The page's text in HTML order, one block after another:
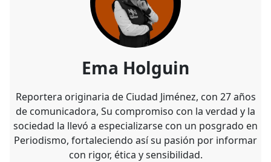
Ema Holguin
Reportera originaria de Ciudad Jiménez, con 27 años
de comunicadora, Su compromiso con la verdad y la
sociedad la llevó a especializarse con un posgrado en
Periodismo, fortaleciendo así su pasión por informar
con rigor, ética y sensibilidad.